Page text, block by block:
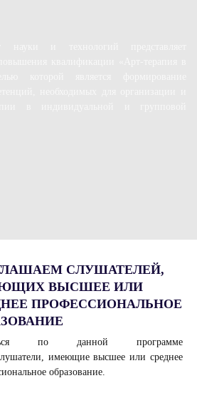
СЛУШАТЕЛЕЙ,
ВЫСШЕЕ ИЛИ
ПРОФЕССИОНАЛЬНОЕ
по данной программе
имеющие высшее или среднее
образование.